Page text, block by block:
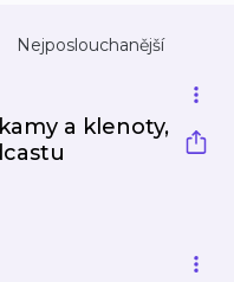
Nejposlouchanější
a klenoty,